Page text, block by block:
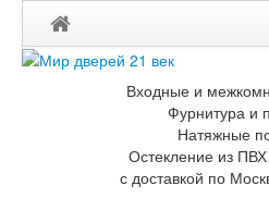
Мои заказы
Входные и
Фурнитура и
Натяжные
Остекление из
с доставкой по